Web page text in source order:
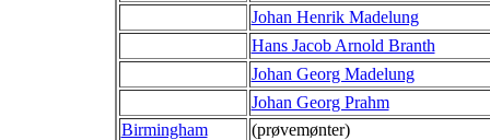
Johan Henrik Madelung
Hans Jacob Arnold Branth
Johan Georg Madelung
Johan Georg Prahm
Birmingham
(prøvemønter)